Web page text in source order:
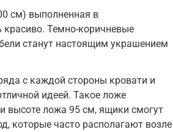
см) выполненная в
Темно-коричневые
станут настоящим украшением
с каждой стороны кровати и
идеей. Такое ложе
высоте ложа 95 см, ящики смогут
которые часто располагают возле